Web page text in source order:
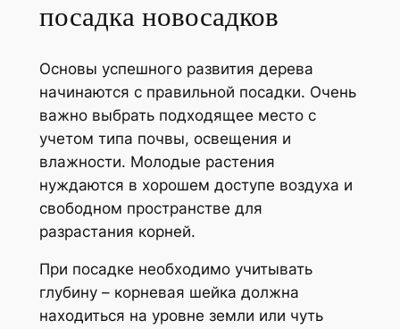
посадка новосадков
Основы успешного развития дерева
начинаются с правильной посадки. Очень
важно выбрать подходящее место с
учетом типа почвы, освещения и
влажности. Молодые растения
нуждаются в хорошем доступе воздуха и
свободном пространстве для
разрастания корней.
При посадке необходимо учитывать
глубину – корневая шейка должна
находиться на уровне земли или чуть